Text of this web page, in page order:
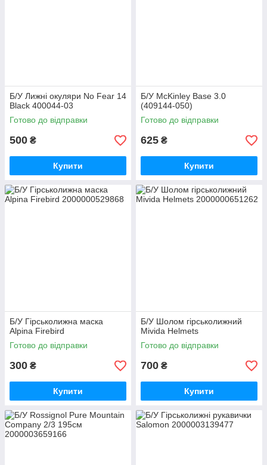
Б/У Лижні окуляри No Fear 14
Black 400044-03
Готово до відправки
500 ₴
Купити
Б/У McKinley Base 3.0
(409144-050)
Готово до відправки
625 ₴
Купити
Б/У Гірськолижна маска
Alpina Firebird
Готово до відправки
300 ₴
Купити
Б/У Шолом гірськолижний
Mivida Helmets
Готово до відправки
700 ₴
Купити